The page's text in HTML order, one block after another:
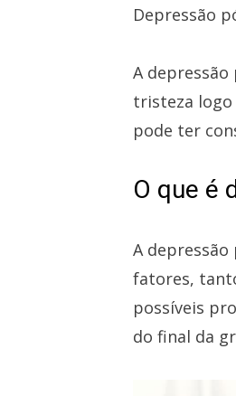
Depressão
A
tristeza logo
pode ter
O que é
A
fatores,
possíveis
do final da